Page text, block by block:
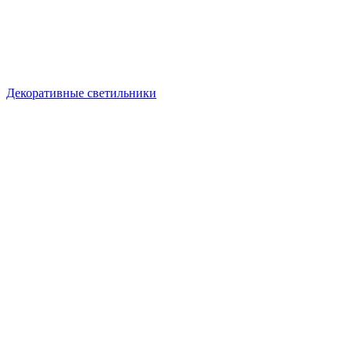
Декоративные светильники